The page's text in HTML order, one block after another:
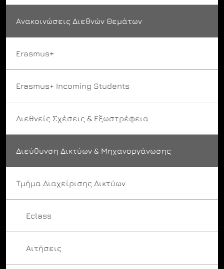
Ανακοινώσεις Διεθνών Θεμάτων
Erasmus+
Erasmus+ Incoming Students
Διεθνείς Σχέσεις & Εξωστρέφεια
Διεύθυνση Δικτύων & Μηχανοργάνωσης
Τμήμα Διαχείρισης Δικτύων
Eclass
Αιτήσεις